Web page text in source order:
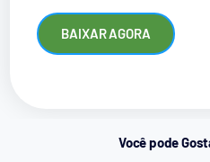
BAIXAR AGORA
Você pode